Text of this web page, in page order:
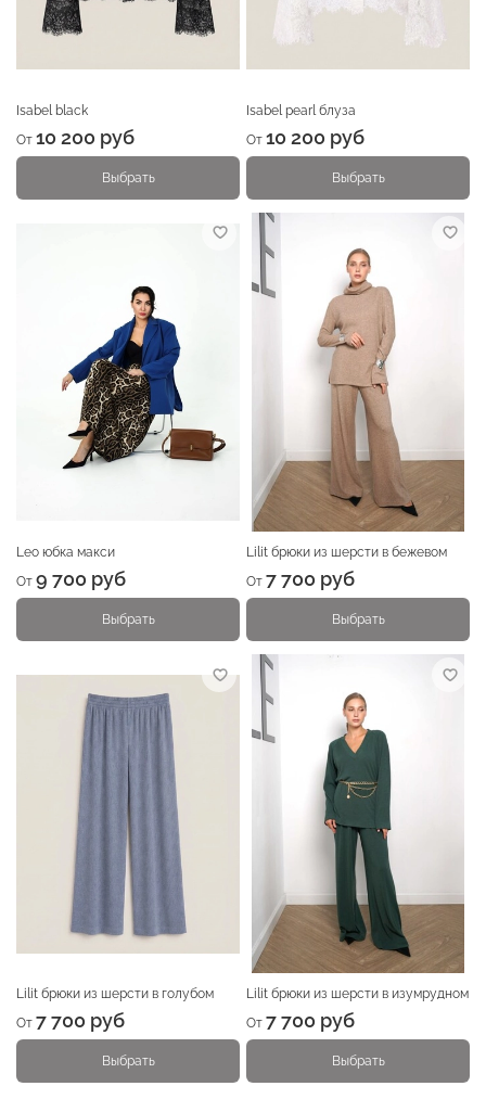
Isabel black
От 10 200 руб
Выбрать
Isabel pearl блуза
От 10 200 руб
Выбрать
Leo юбка макси
От 9 700 руб
Выбрать
Lilit брюки из шерсти в бежевом
От 7 700 руб
Выбрать
Lilit брюки из шерсти в голубом
От 7 700 руб
Выбрать
Lilit брюки из шерсти в изумрудном
От 7 700 руб
Выбрать